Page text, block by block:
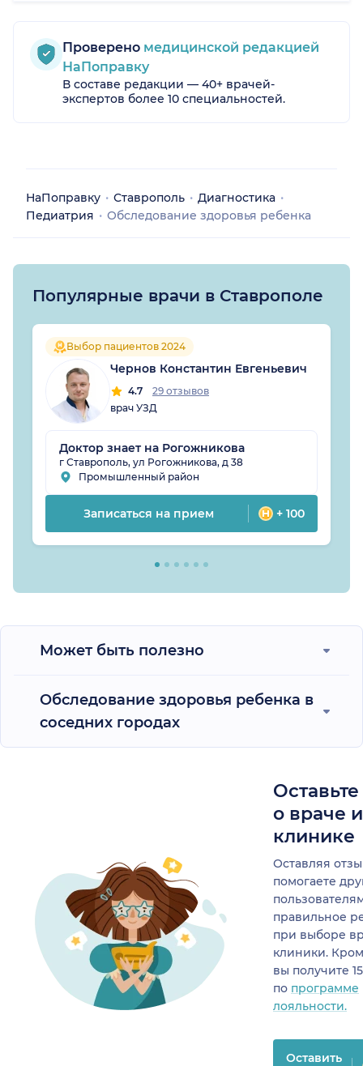
Проверено медицинской редакцией
НаПоправку
В составе редакции — 40+ врачей-
экспертов более 10 специальностей.
НаПоправку Ставрополь
Диагностика
Педиатрия
Обследование здоровья ребенка
Популярные врачи в Ставрополе
Выбор пациентов 2024
Чернов Константин Евгеньевич
4.7
29 отзывов
врач УЗД
Доктор знает на Рогожникова
г Ставрополь, ул Рогожникова, д 38
Промышленный район
Записаться на прием + 100
Может быть полезно
Обследование здоровья ребенка в
соседних городах
о враче
клинике
Оставляя
помогаете
правильное
при выборе
клиники.
вы получите
по программе
лояльности.
Оставить